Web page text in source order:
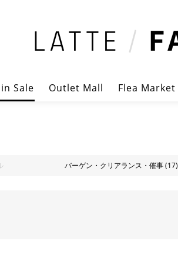
Sale Outlet Mall Flea Market
バーゲン・クリアランス・催事(17)